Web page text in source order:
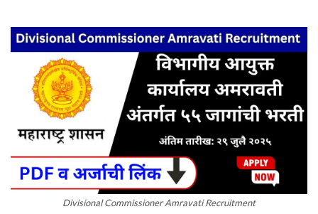
Divisional Commissioner Amravati Recruitment